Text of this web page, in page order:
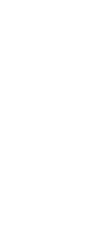
FOR YOUR